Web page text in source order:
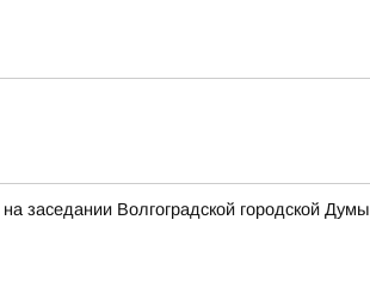
заседании Волгоградской городской Думы